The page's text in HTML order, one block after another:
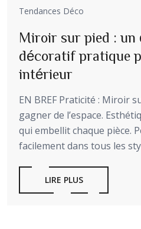
Tendances Déco
Miroir sur pied : un
décoratif pratique
intérieur
EN BREF Praticité : Miroir
gagner de l’espace.
qui embellit chaque pièce.
facilement dans tous les
LIRE PLUS